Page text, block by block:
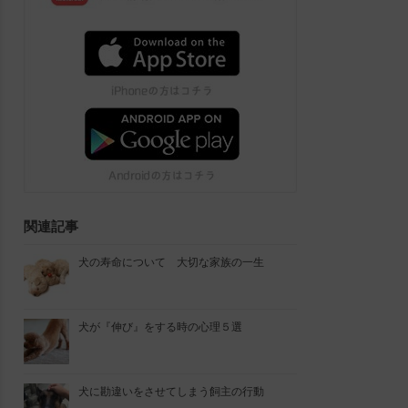
関連記事
犬の寿命について 大切な家族の一生
犬が『伸び』をする時の心理５選
犬に勘違いをさせてしまう飼主の行動